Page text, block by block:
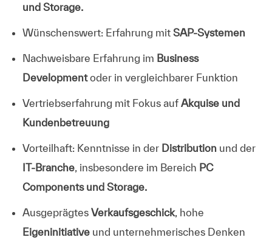
und Storage.
Wünschenswert: Erfahrung mit SAP-Systemen
Nachweisbare Erfahrung im Business
Developmentoder in vergleichbarer Funktion
Vertriebserfahrung mit Fokus auf Akquise und
Kundenbetreuung
Vorteilhaft: Kenntnisse in der Distributionund der
IT-Branche, insbesondere im Bereich PC
Components und Storage.
Ausgeprägtes Verkaufsgeschick, hohe
Eigeninitiativeund unternehmerisches Denken